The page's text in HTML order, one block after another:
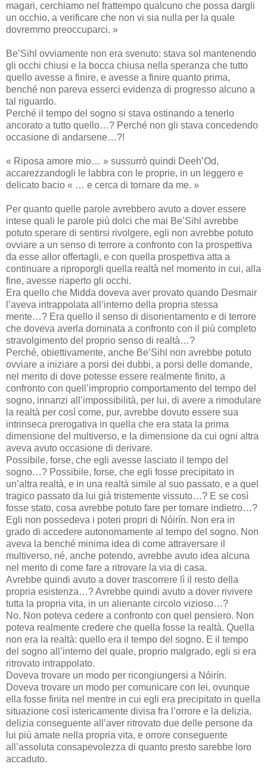
magari, cerchiamo nel frattempo qualcuno che possa dargli
un occhio, a verificare che non vi sia nulla per la quale
dovremmo preoccuparci. »
Be’Sihl ovviamente non era svenuto: stava sol mantenendo
gli occhi chiusi e la bocca chiusa nella speranza che tutto
quello avesse a finire, e avesse a finire quanto prima,
benché non pareva esserci evidenza di progresso alcuno a
tal riguardo.
Perché il tempo del sogno si stava ostinando a tenerlo
ancorato a tutto quello…? Perché non gli stava concedendo
occasione di andarsene…?!
« Riposa amore mio… » sussurrò quindi Deeh’Od,
accarezzandogli le labbra con le proprie, in un leggero e
delicato bacio « … e cerca di tornare da me. »
Per quanto quelle parole avrebbero avuto a dover essere
intese quali le parole più dolci che mai Be’Sihl avrebbe
potuto sperare di sentirsi rivolgere, egli non avrebbe potuto
ovviare a un senso di terrore a confronto con la prospettiva
da esse allor offertagli, e con quella prospettiva atta a
continuare a riproporgli quella realtà nel momento in cui, alla
fine, avesse riaperto gli occhi.
Era quello che Midda doveva aver provato quando Desmair
l’aveva intrappolata all’interno della propria stessa
mente…? Era quello il senso di disorientamento e di terrore
che doveva averla dominata a confronto con il più completo
stravolgimento del proprio senso di realtà…?
Perché, obiettivamente, anche Be’Sihl non avrebbe potuto
ovviare a iniziare a porsi dei dubbi, a porsi delle domande,
nel merito di dove potesse essere realmente finito, a
confronto con quell’improprio comportamento del tempo del
sogno, innanzi all’impossibilità, per lui, di avere a rimodulare
la realtà per così come, pur, avrebbe dovuto essere sua
intrinseca prerogativa in quella che era stata la prima
dimensione del multiverso, e la dimensione da cui ogni altra
aveva avuto occasione di derivare.
Possibile, forse, che egli avesse lasciato il tempo del
sogno…? Possibile, forse, che egli fosse precipitato in
un’altra realtà, e in una realtà simile al suo passato, e a quel
tragico passato da lui già tristemente vissuto…? E se così
fosse stato, cosa avrebbe potuto fare per tornare indietro…?
Egli non possedeva i poteri propri di Nóirín. Non era in
grado di accedere autonomamente al tempo del sogno. Non
aveva la benché minima idea di come attraversare il
multiverso, né, anche potendo, avrebbe avuto idea alcuna
nel merito di come fare a ritrovare la via di casa.
Avrebbe quindi avuto a dover trascorrere lì il resto della
propria esistenza…? Avrebbe quindi avuto a dover rivivere
tutta la propria vita, in un alienante circolo vizioso…?
No. Non poteva cedere a confronto con quel pensiero. Non
poteva realmente credere che quella fosse la realtà. Quella
non era la realtà: quello era il tempo del sogno. E il tempo
del sogno all’interno del quale, proprio malgrado, egli si era
ritrovato intrappolato.
Doveva trovare un modo per ricongiungersi a Nóirín.
Doveva trovare un modo per comunicare con lei, ovunque
ella fosse finita nel mentre in cui egli era precipitato in quella
situazione così istericamente divisa fra l’orrore e la delizia,
delizia conseguente all’aver ritrovato due delle persone da
lui più amate nella propria vita, e orrore conseguente
all’assoluta consapevolezza di quanto presto sarebbe loro
accaduto.